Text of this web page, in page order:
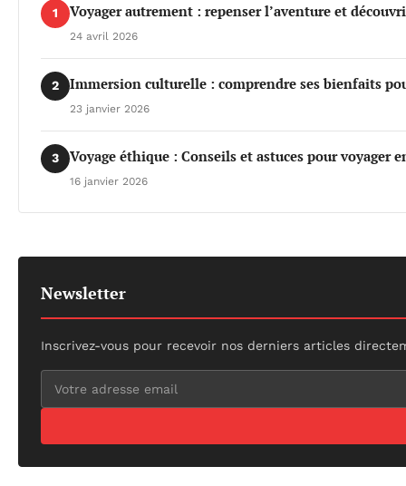
1 Voyager autrement : repenser l’aventure et
24 avril 2026
2 Immersion culturelle : comprendre ses bienfaits
23 janvier 2026
3 Voyage éthique : Conseils et astuces pour voyager
16 janvier 2026
Newsletter
Inscrivez-vous pour recevoir nos derniers articles